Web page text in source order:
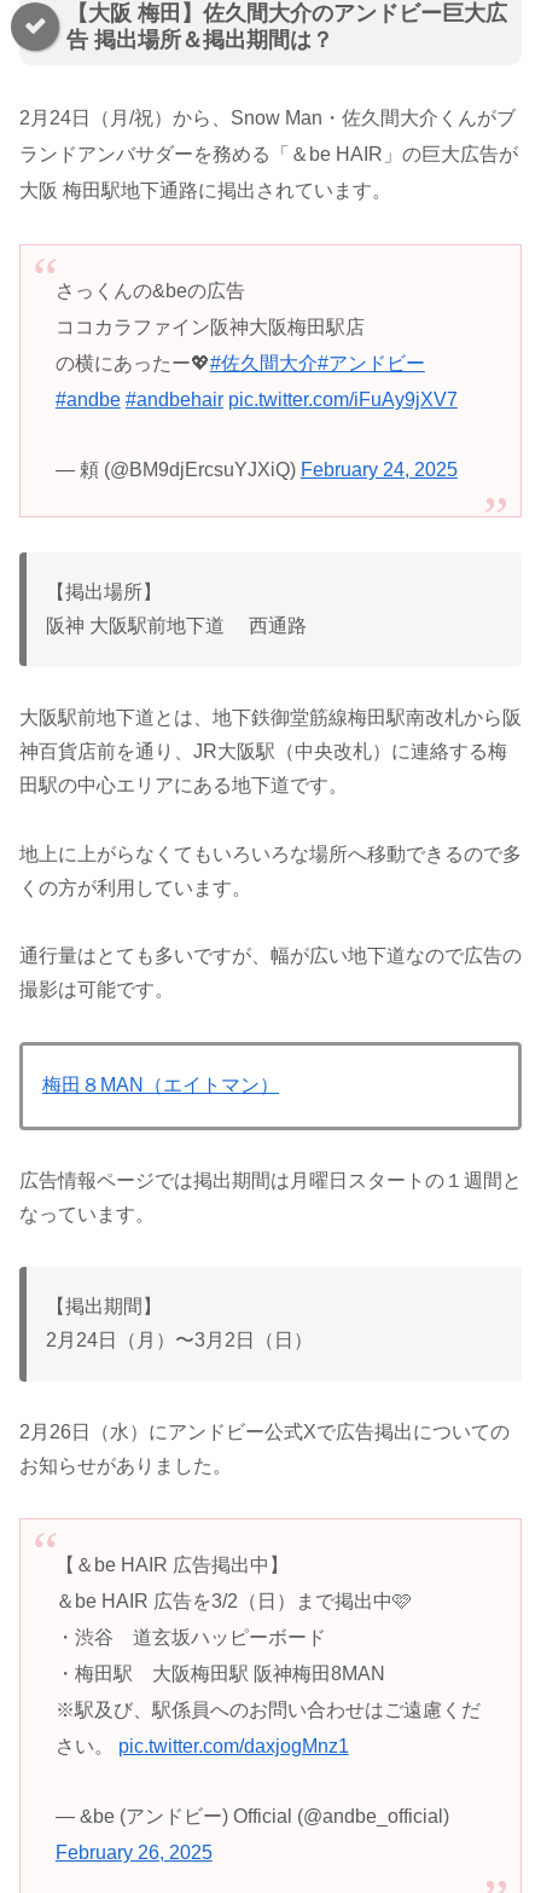
【大阪 梅田】佐久間大介のアンドビー巨大広
告 掲出場所＆掲出期間は？
2月24日（月/祝）から、Snow Man・佐久間大介くんがブ
ランドアンバサダーを務める「＆be HAIR」の巨大広告が
大阪 梅田駅地下通路に掲出されています。
さっくんの&beの広告
ココカラファイン阪神大阪梅田駅店
の横にあったー💖#佐久間大介#アンドビー
#andbe #andbehair pic.twitter.com/iFuAy9jXV7
— 頼 (@BM9djErcsuYJXiQ) February 24, 2025
【掲出場所】
阪神 大阪駅前地下道 西通路
大阪駅前地下道とは、地下鉄御堂筋線梅田駅南改札から阪
神百貨店前を通り、JR大阪駅（中央改札）に連絡する梅
田駅の中心エリアにある地下道です。
地上に上がらなくてもいろいろな場所へ移動できるので多
くの方が利用しています。
通行量はとても多いですが、幅が広い地下道なので広告の
撮影は可能です。
梅田８MAN（エイトマン）
広告情報ページでは掲出期間は月曜日スタートの１週間と
なっています。
【掲出期間】
2月24日（月）〜3月2日（日）
2月26日（水）にアンドビー公式Xで広告掲出についての
お知らせがありました。
【＆be HAIR 広告掲出中】
＆be HAIR 広告を3/2（日）まで掲出中🩷
・渋谷 道玄坂ハッピーボード
・梅田駅 大阪梅田駅 阪神梅田8MAN
※駅及び、駅係員へのお問い合わせはご遠慮くだ
さい。 pic.twitter.com/daxjogMnz1
— &be (アンドビー) Official (@andbe_official)
February 26, 2025